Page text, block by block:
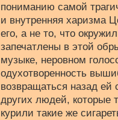
пониманию самой
и внутренняя харизма
его, а не то, что
запечатлены в этой
музыке, неровном
одухотворенность
возвращаться назад
других людей, которые
курили такие же